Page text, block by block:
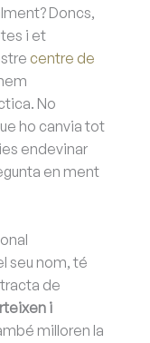
Doncs,
i et
centre de
No
ho canvia tot
endevinar
en ment
seu nom, té
de
i
milloren la